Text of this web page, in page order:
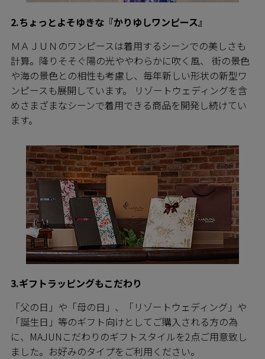
2.ちょっとよそゆきな『かりゆしワンピース』
ＭＡＪＵＮのワンピースは着用するシーンでの美しさも
計算。降りそそぐ陽の光ややわらかに吹く風、 街の景色
や海の景色との相性も考慮し、毎年新しい形状の新型ワ
ンピースも展開しています。 リゾートウェディングを含
めさまざまなシーンで着用できる商品を開発し続けてい
ます。
3.ギフトラッピングもこだわり
「父の日」や「母の日」、「リゾートウェディング」や
「誕生日」等のギフト向けとしてご購入される方の為
に、MAJUNこだわりのギフトスタイルを2点ご用意致し
ました。お好みのタイプをご利用ください。